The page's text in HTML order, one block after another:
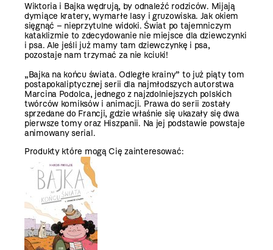
Wiktoria i Bajka wędrują, by odnaleźć rodziców. Mijają
dymiące kratery, wymarłe lasy i gruzowiska. Jak okiem
sięgnąć – nieprzytulne widoki. Świat po tajemniczym
kataklizmie to zdecydowanie nie miejsce dla dziewczynki
i psa. Ale jeśli już mamy tam dziewczynkę i psa,
pozostaje nam trzymać za nie kciuki!
„Bajka na końcu świata. Odległe krainy” to już piąty tom
postapokaliptycznej serii dla najmłodszych autorstwa
Marcina Podolca, jednego z najzdolniejszych polskich
twórców komiksów i animacji. Prawa do serii zostały
sprzedane do Francji, gdzie właśnie się ukazały się dwa
pierwsze tomy oraz Hiszpanii. Na jej podstawie powstaje
animowany serial.
Produkty które mogą Cię zainteresować: